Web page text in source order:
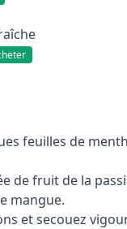
feuilles de
de fruit de la
mangue.
et secouez